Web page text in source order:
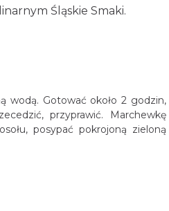
Śląskie Smaki.
wodą. Gotować około 2 godzin,
przyprawić. Marchewkę
posypać pokrojoną zieloną